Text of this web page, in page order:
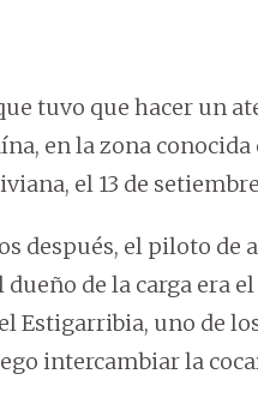
tuvo que hacer un
en la zona conocida
el 13 de
después, el piloto de
de la carga era
Estigarribia, uno de
intercambiar la